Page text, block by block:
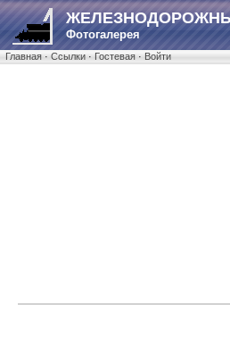
Фотогалерея
Главная·Ссылки·Гостевая·Войти